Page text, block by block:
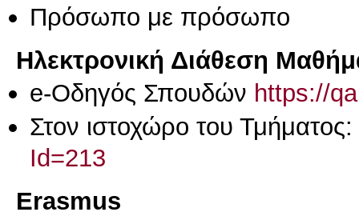
Πρόσωπο με πρόσωπο
Ηλεκτρονική Διάθεση
e-Οδηγός Σπουδών https://
Στον ιστοχώρο του Τμήματος:
Id=213
Erasmus